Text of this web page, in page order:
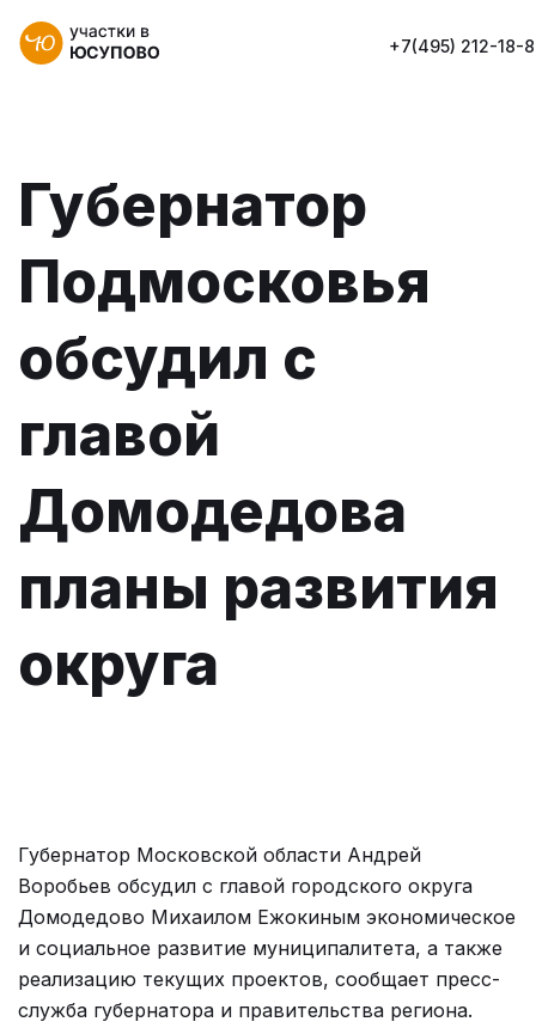
+7(495) 212-18-
Губернатор
Подмосковья
обсудил с
главой
Домодедова
планы развития
округа
Губернатор Московской области Андрей
Воробьев обсудил с главой городского округа
Домодедово Михаилом Ежокиным экономическое
и социальное развитие муниципалитета, а также
реализацию текущих проектов, сообщает пресс-
служба губернатора и правительства региона.